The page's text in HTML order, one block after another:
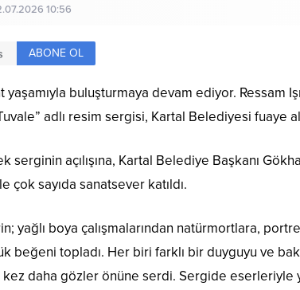
10:56
ABONE OL
buluşturmaya devam ediyor. Ressam
adlı resim sergisi, Kartal Belediyesi fuaye
açılışına, Kartal Belediye Başkanı
çok sayıda sanatsever katıldı.
yağlı boya çalışmalarından natürmortlara,
topladı. Her biri farklı bir duyguyu ve
daha gözler önüne serdi. Sergide eserleriyle